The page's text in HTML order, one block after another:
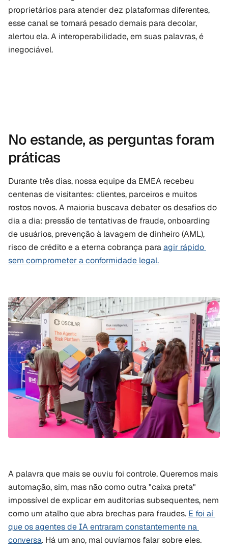
proprietários para atender dez plataformas diferentes,
esse canal se tornará pesado demais para decolar,
alertou ela. A interoperabilidade, em suas palavras, é
inegociável.
No estande, as perguntas foram
práticas
Durante três dias, nossa equipe da EMEA recebeu
centenas de visitantes: clientes, parceiros e muitos
rostos novos. A maioria buscava debater os desafios do
dia a dia: pressão de tentativas de fraude, onboarding
de usuários, prevenção à lavagem de dinheiro (AML),
risco de crédito e a eterna cobrança para agir rápido
sem comprometer a conformidade legal.
A palavra que mais se ouviu foi controle. Queremos mais
automação, sim, mas não como outra "caixa preta"
impossível de explicar em auditorias subsequentes, nem
como um atalho que abra brechas para fraudes. E foi aí
que os agentes de IA entraram constantemente na
conversa. Há um ano, mal ouvíamos falar sobre eles.